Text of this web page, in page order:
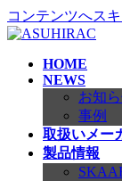
コンテンツへス
HOME
NEWS
お知
事例
取扱いメー
製品情報